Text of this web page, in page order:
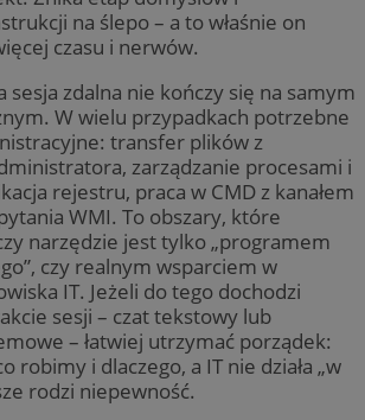
na ślepo – a to właśnie on
czasu i nerwów.
sesja zdalna nie kończy się na samym
W wielu przypadkach potrzebne
transfer plików z
zarządzanie procesami i
rejestru, praca w CMD z kanałem
WMI. To obszary, które
narzędzie jest tylko „programem
czy realnym wsparciem w
IT. Jeżeli do tego dochodzi
sesji – czat tekstowy lub
– łatwiej utrzymać porządek:
robimy i dlaczego, a IT nie działa „w
rodzi niepewność.